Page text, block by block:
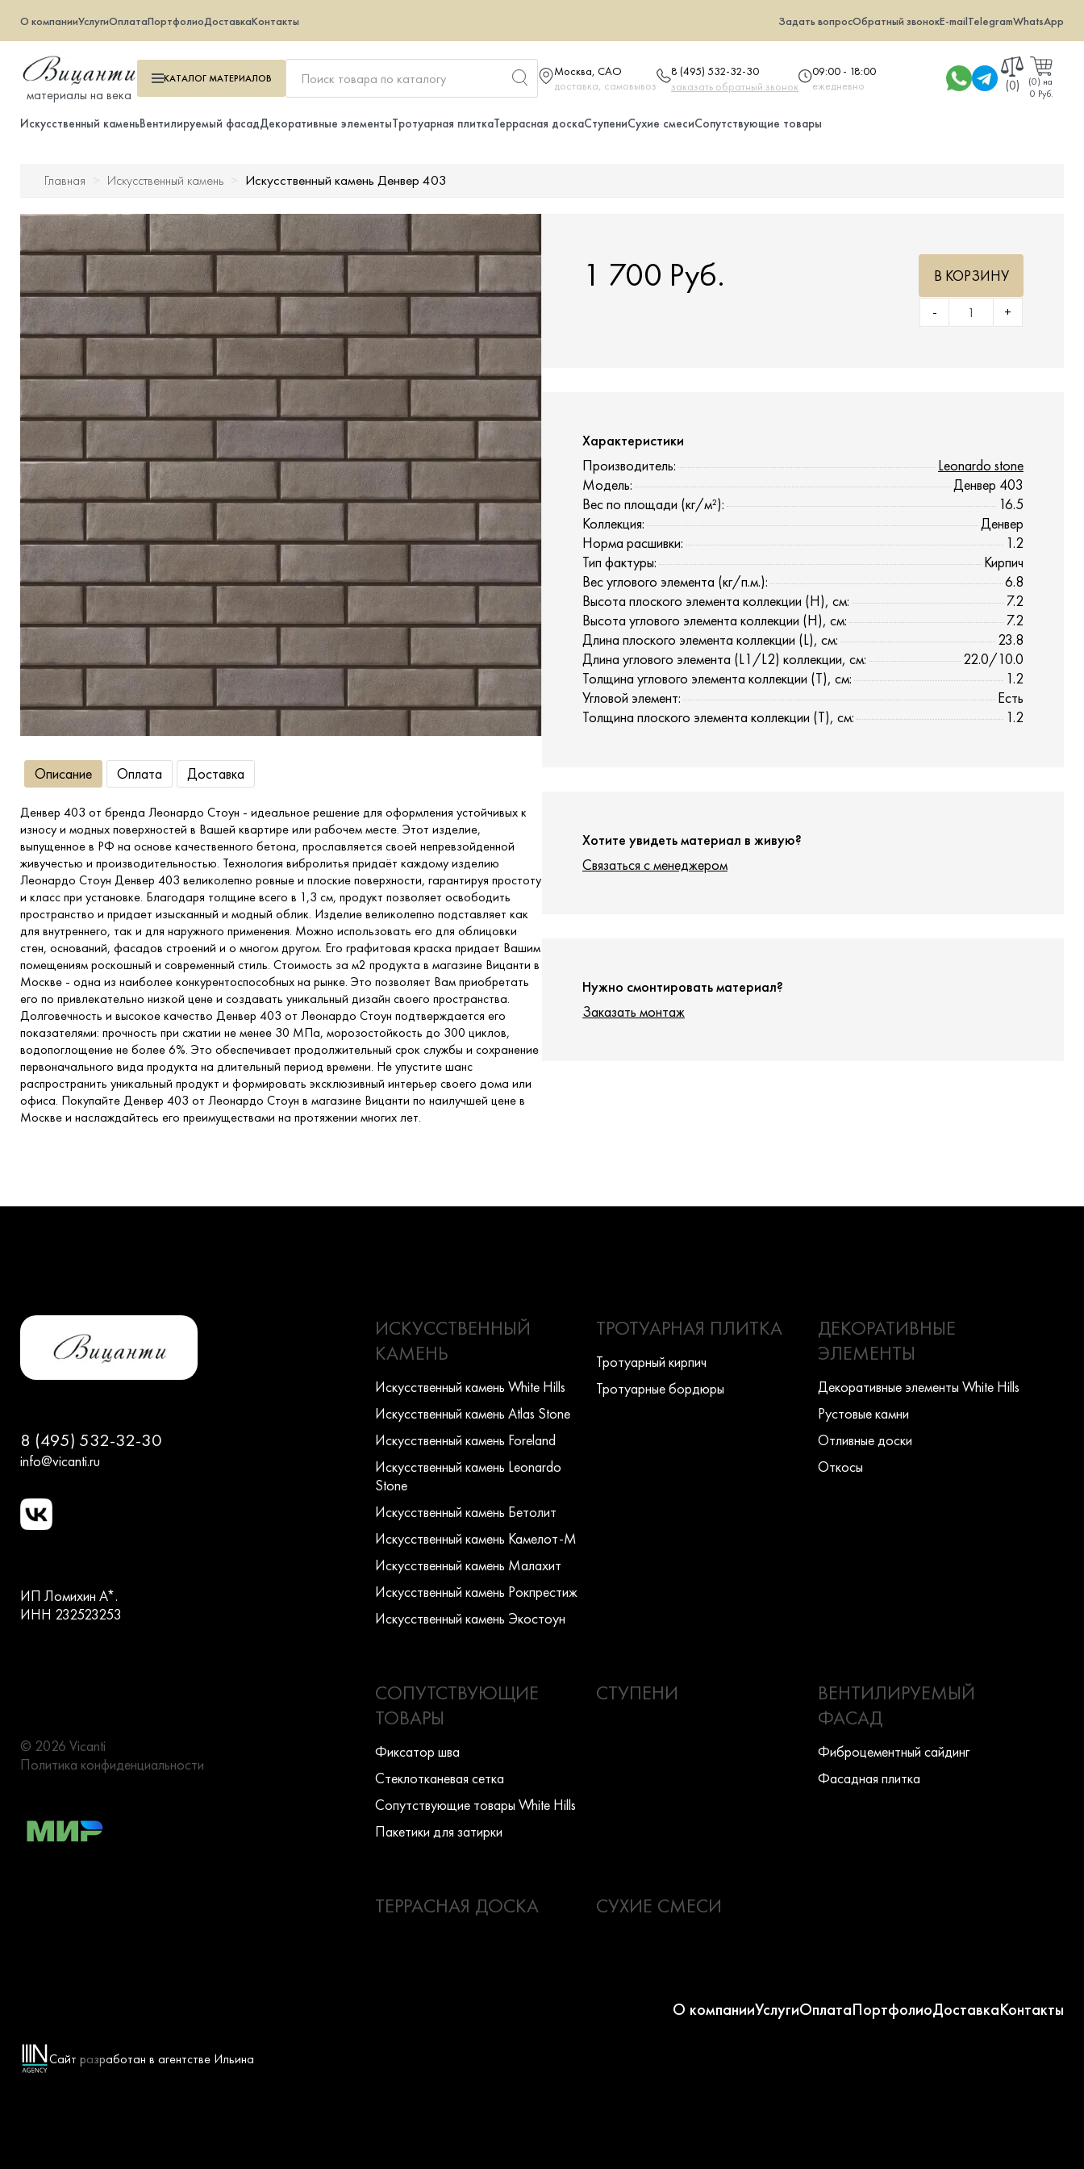
О компанииУслугиОплатаПортфолиоДоставкаКонтакты Задать вопросОбратный звонокE-mailTelegramWhatsApp
материалы на века
КАТАЛОГМАТЕРИАЛОВ
Москва, САО
доставка, самовывоз
8 (495) 532-32-30
заказать обратный звонок
09:00 - 18:00
ежедневно
(0) (0) на
0 Руб.
Искусственный каменьВентилируемый фасадДекоративные элементыТротуарная плиткаТеррасная доскаСтупениСухие смесиСопутствующие товары
Вентилируемый фасад
Декоративные элементы
Тротуарная плитка
Террасная доска
Ступени
Сухие смеси
Сопутствующие товары
Главная Искусственный камень Искусственный камень Денвер 403
Описание Оплата Доставка
Денвер 403 от бренда Леонардо Стоун - идеальное решение для оформления устойчивых к
износу и модных поверхностей в Вашей квартире или рабочем месте. Этот изделие,
выпущенное в РФ на основе качественного бетона, прославляется своей непревзойденной
живучестью и производительностью. Технология вибролитья придаёт каждому изделию
Леонардо Стоун Денвер 403 великолепно ровные и плоские поверхности, гарантируя простоту
и класс при установке. Благодаря толщине всего в 1,3 см, продукт позволяет освободить
пространство и придает изысканный и модный облик. Изделие великолепно подставляет как
для внутреннего, так и для наружного применения. Можно использовать его для облицовки
стен, оснований, фасадов строений и о многом другом. Его графитовая краска придает Вашим
помещениям роскошный и современный стиль. Стоимость за м2 продукта в магазине Вицанти в
Москве - одна из наиболее конкурентоспособных на рынке. Это позволяет Вам приобретать
его по привлекательно низкой цене и создавать уникальный дизайн своего пространства.
Долговечность и высокое качество Денвер 403 от Леонардо Стоун подтверждается его
показателями: прочность при сжатии не менее 30 МПа, морозостойкость до 300 циклов,
водопоглощение не более 6%. Это обеспечивает продолжительный срок службы и сохранение
первоначального вида продукта на длительный период времени. Не упустите шанс
распространить уникальный продукт и формировать эксклюзивный интерьер своего дома или
офиса. Покупайте Денвер 403 от Леонардо Стоун в магазине Вицанти по наилучшей цене в
Москве и наслаждайтесь его преимуществами на протяжении многих лет.
1 700 Руб.
+
-
В КОРЗИНУ
Характеристики
Производитель:
Leonardo stone
Модель:
Денвер 403
Вес по площади (кг/м²):
16.5
Коллекция:
Денвер
Норма расшивки:
1.2
Тип фактуры:
Кирпич
Вес углового элемента (кг/п.м.):
6.8
Высота плоского элемента коллекции (H), см:
7.2
Высота углового элемента коллекции (H), см:
7.2
Длина плоского элемента коллекции (L), см:
23.8
Длина углового элемента (L1/L2) коллекции, см:
22.0/10.0
Толщина углового элемента коллекции (T), см:
1.2
Угловой элемент:
Есть
Толщина плоского элемента коллекции (T), см:
1.2
Хотите увидеть материал в живую?
Связаться с менеджером
Нужно смонтировать материал?
Заказать монтаж
8 (495) 532-32-30
info@vicanti.ru
ИП Ломихин А*.
ИНН 232523253
© 2026 Vicanti
Политика конфиденциальности
ИСКУССТВЕННЫЙ
КАМЕНЬ
Искусcтвенный камень White Hills
Искусcтвенный камень Atlas Stone
Искусcтвенный камень Foreland
Искусcтвенный камень Leonardo
Stone
Искусcтвенный камень Бетолит
Искусcтвенный камень Камелот-М
Искусcтвенный камень Малахит
Искусcтвенный камень Рокпрестиж
Искусcтвенный камень Экостоун
ТРОТУАРНАЯ ПЛИТКА
Тротуарный кирпич
Тротуарные бордюры
ДЕКОРАТИВНЫЕ
ЭЛЕМЕНТЫ
Декоративные элементы White Hills
Рустовые камни
Отливные доски
Откосы
СОПУТСТВУЮЩИЕ
ТОВАРЫ
Фиксатор шва
Стеклотканевая сетка
Сопутствующие товары White Hills
Пакетики для затирки
СТУПЕНИ
ВЕНТИЛИРУЕМЫЙ
ФАСАД
Фиброцементный сайдинг
Фасадная плитка
ТЕРРАСНАЯ ДОСКА СУХИЕ СМЕСИ
О компанииУслугиОплатаПортфолиоДоставкаКонтакты
Сайт разработан в агентстве Ильина